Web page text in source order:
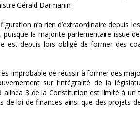
Gérald Darmanin.
n’a rien d’extraordinaire depuis
puisque la majorité parlementaire issue
est depuis lors obligé de former des
improbable de réussir à former des
sur l’intégralité de la
alinéa 3 de la Constitution est limité à
de loi de finances ainsi que des projets